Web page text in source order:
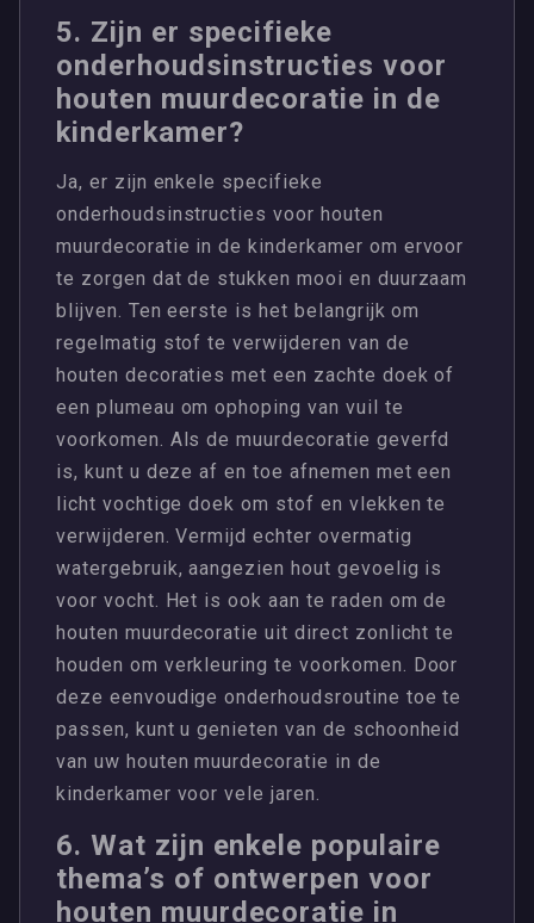
5. Zijn er specifieke
onderhoudsinstructies voor
houten muurdecoratie in de
kinderkamer?
Ja, er zijn enkele specifieke
onderhoudsinstructies voor houten
muurdecoratie in de kinderkamer om ervoor
te zorgen dat de stukken mooi en duurzaam
blijven. Ten eerste is het belangrijk om
regelmatig stof te verwijderen van de
houten decoraties met een zachte doek of
een plumeau om ophoping van vuil te
voorkomen. Als de muurdecoratie geverfd
is, kunt u deze af en toe afnemen met een
licht vochtige doek om stof en vlekken te
verwijderen. Vermijd echter overmatig
watergebruik, aangezien hout gevoelig is
voor vocht. Het is ook aan te raden om de
houten muurdecoratie uit direct zonlicht te
houden om verkleuring te voorkomen. Door
deze eenvoudige onderhoudsroutine toe te
passen, kunt u genieten van de schoonheid
van uw houten muurdecoratie in de
kinderkamer voor vele jaren.
6. Wat zijn enkele populaire
thema’s of ontwerpen voor
houten muurdecoratie in